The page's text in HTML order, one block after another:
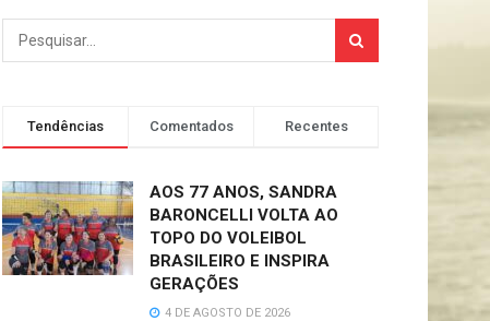
Tendências Comentados Recentes
AOS 77 ANOS, SANDRA
BARONCELLI VOLTA AO
TOPO DO VOLEIBOL
BRASILEIRO E INSPIRA
GERAÇÕES
4 DE AGOSTO DE 2026